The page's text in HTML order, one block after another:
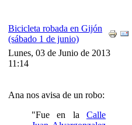
Bicicleta robada en Gijón
(sábado 1 de junio)
Lunes, 03 de Junio de 2013
11:14
Ana nos avisa de un robo:
"Fue en la Calle